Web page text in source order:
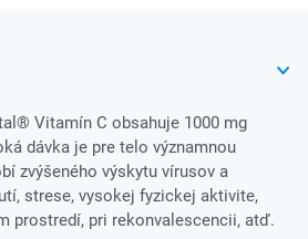
Vitamín C obsahuje 1000 mg
dávka je pre telo významnou
zvýšeného výskytu vírusov a
strese, vysokej fyzickej aktivite,
prostredí, pri rekonvalescencii, atď.